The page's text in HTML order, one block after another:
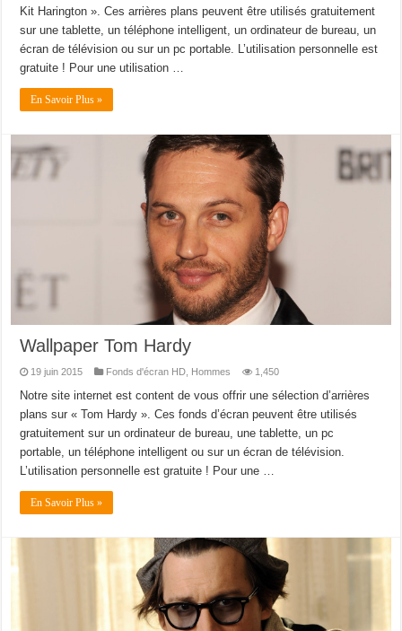
Kit Harington ». Ces arrières plans peuvent être utilisés gratuitement
sur une tablette, un téléphone intelligent, un ordinateur de bureau, un
écran de télévision ou sur un pc portable. L’utilisation personnelle est
gratuite ! Pour une utilisation …
En Savoir Plus »
Wallpaper Tom Hardy
19 juin 2015 Fonds d'écran HD Hommes 1,450
Notre site internet est content de vous offrir une sélection d’arrières
plans sur « Tom Hardy ». Ces fonds d’écran peuvent être utilisés
gratuitement sur un ordinateur de bureau, une tablette, un pc
portable, un téléphone intelligent ou sur un écran de télévision.
L’utilisation personnelle est gratuite ! Pour une …
En Savoir Plus »